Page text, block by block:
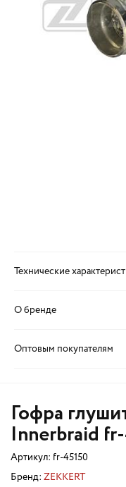
Технические
О бренде
Оптовым покупателям
Гофра
Innerbraid
Артикул: fr-45150
Бренд: ZEKKERT